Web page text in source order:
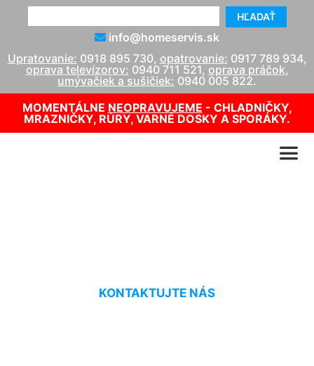
HĽADAŤ
info@homeservis.sk
Upratovanie: 0918 895 730, opatrovanie: 0917 789 934,
oprava televízorov: 0940 711 521, oprava práčok,
umývačiek a sušičiek: 0940 005 822.
MOMENTÁLNE NEOPRAVUJEME - CHLADNIČKY,
MRAZNIČKY, RÚRY, VARNÉ DOSKY A SPORÁKY.
KONTAKTUJTE NÁS